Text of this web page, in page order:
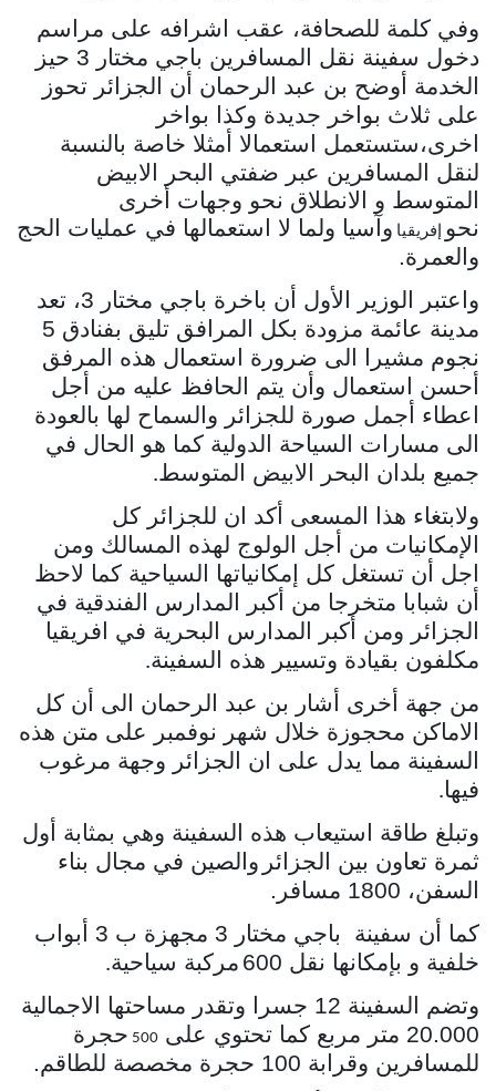
وفي كلمة للصحافة، عقب اشرافه على مراسم
دخول سفينة نقل المسافرين باجي
مختار 3 حيز
الخدمة أوضح بن عبد الرحمان أن الجزائر تحوز
على ثلاث بواخر جديدة وكذا بواخر
اخرى،ستستعمل استعمالا أمثلا خاصة بالنسبة
لنقل المسافرين عبر ضفتي البحر الابيض
المتوسط و الانطلاق نحو وجهات أخرى
نحوإفريقياوآسيا ولما لا استعمالها في عمليات الحج
والعمرة .
واعتبر الوزير الأول أن باخرة باجي مختار 3، تعد
مدينة عائمة مزودة بكل
المرافق تليق بفنادق 5
نجوم مشيرا الى ضرورة استعمال هذه المرفق
أحسن استعمال وأن يتم الحافظ عليه من أجل
اعطاء أجمل صورة للجزائر والسماح لها بالعودة
الى مسارات السياحة الدولية كما هو الحال في
جميع بلدان البحر الابيض المتوسط.
ولابتغاء هذا المسعى أكد ان للجزائر كل
الإمكانيات من أجل الولوج لهذه المسالك ومن
اجل أن تستغل كل إمكانياتها السياحية كما لاحظ
أن شبابا متخرجا من أكبر المدارس الفندقية في
الجزائر ومن أكبر المدارس البحرية في افريقيا
مكلفون بقيادة وتسيير هذه السفينة.
من جهة أخرى أشار بن عبد الرحمان الى أن كل
الاماكن محجوزة خلال شهر نوفمبر على متن هذه
السفينة مما يدل على ان الجزائر وجهة مرغوب
فيها.
وتبلغ طاقة استيعاب هذه السفينة وهي بمثابة أول
ثمرة تعاون بين الجزائروالصين في مجال بناء
السفن، 1800 مسافر.
كما أن سفينة باجي مختار 3 مجهزة ب 3 أبواب
خلفية و بإمكانها نقل 600
مركبة سياحية.
وتضم السفينة 12 جسرا وتقدر مساحتها الاجمالية
20.000 متر مربع كما تحتوي على
500
حجرة
للمسافرين وقرابة 100 حجرة مخصصة للطاقم
.